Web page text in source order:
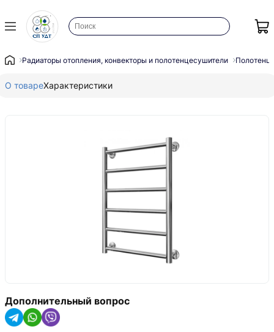
Радиаторы отопления, конвекторы и полотенцесушители
О товареХарактеристики
Дополнительный вопрос